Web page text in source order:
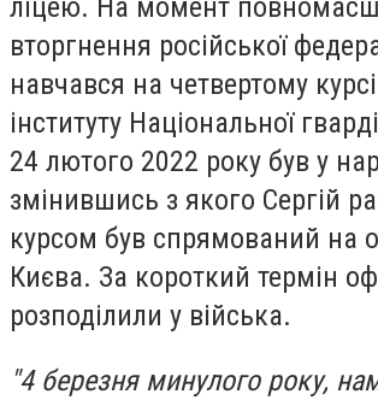
ліцею. На момент
вторгнення російської
навчався на четвертому
інституту Національної
24 лютого 2022 року був у
змінившись з якого Сергій
курсом був спрямований на
Києва. За короткий термін
розподілили у війська.
"4 березня минулого року,